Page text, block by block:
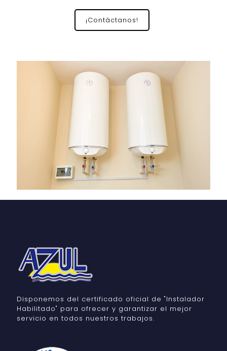
¡Contáctanos!
Disponemos del certificado oficial de "Instalador
Habilitado" para ofrecer y garantizar el mejor
servicio en todos nuestros trabajos.